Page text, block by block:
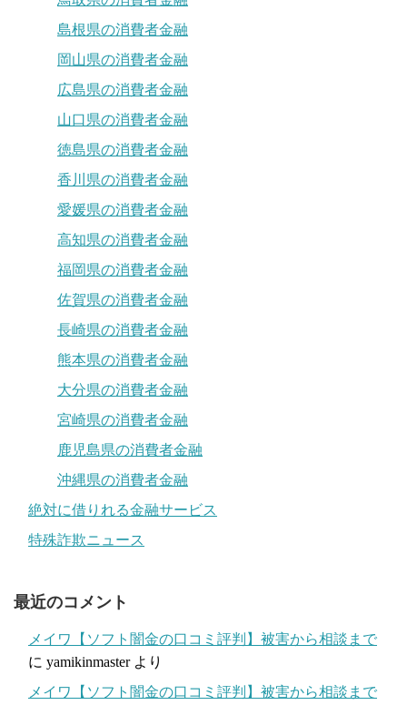
島根県の消費者金融
岡山県の消費者金融
広島県の消費者金融
山口県の消費者金融
徳島県の消費者金融
香川県の消費者金融
愛媛県の消費者金融
高知県の消費者金融
福岡県の消費者金融
佐賀県の消費者金融
長崎県の消費者金融
熊本県の消費者金融
大分県の消費者金融
宮崎県の消費者金融
鹿児島県の消費者金融
沖縄県の消費者金融
絶対に借りれる金融サービス
特殊詐欺ニュース
最近のコメント
メイワ【ソフト闇金の口コミ評判】被害から相談まで
に yamikinmasterより
メイワ【ソフト闇金の口コミ評判】被害から相談まで